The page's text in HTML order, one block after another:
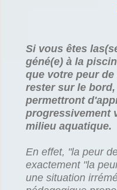
Si vous êtes
géné(e) à la
que votre peur
rester sur le
permettront
progressivement
milieu aquatique.
En effet, "la peur
exactement "la
une situation